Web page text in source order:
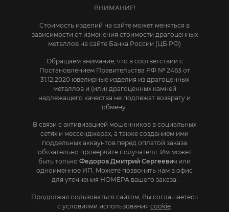
ВНИМАНИЕ!
Стоимость изделий на сайте может меняться в
зависимости от изменения стоимости драгоценных
металлов на сайте Банка России (ЦБ РФ)
Обращаем внимание, что в соответствии с
Постановлением Правительства РФ № 2463 от
31.12.2020 ювелирные изделия из драгоценных
металлов и (или) драгоценных камней
надлежащего качества не подлежат возврату и
обмену.
В связи с активизацией мошенников в социальных
сетях и мессенджерах, а также созданием ими
поддельных аккаунтов перед оплатой заказа
обязательно проверяйте получателя. Им может
быть только Федоров Дмитрий Сергеевич или
одноименное ИП. Mожете позвонить нам в офис
для уточнения НОМЕРА вашего заказа.
Продолжая пользоваться сайтом, Вы соглашаетесь
с условиями использования cookie.